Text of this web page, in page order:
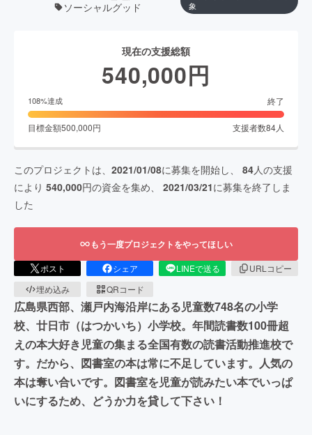
ソーシャルグッド
象
現在の支援総額
540,000円
108%達成 終了
目標金額500,000円 支援者数84人
このプロジェクトは、 2021/01/08に募集を開始し、 84人の支援
により 540,000円の資金を集め、 2021/03/21に募集を終了しま
した
もう一度プロジェクトをやってほしい
ポスト シェア LINEで送る
URLコピー
埋め込み
QRコード
広島県西部、瀬戸内海沿岸にある児童数748名の小学
校、廿日市（はつかいち）小学校。年間読書数100冊超
えの本大好き児童の集まる全国有数の読書活動推進校で
す。だから、図書室の本は常に不足しています。人気の
本は奪い合いです。図書室を児童が読みたい本でいっぱ
いにするため、どうか力を貸して下さい！